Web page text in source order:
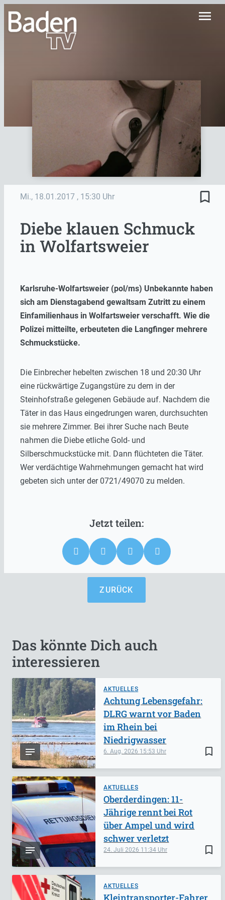
menu
Mi., 18.01.2017 , 15:30 Uhr bookmark_border
Diebe klauen Schmuck
in Wolfartsweier
Karlsruhe-Wolfartsweier (pol/ms) Unbekannte haben
sich am Dienstagabend gewaltsam Zutritt zu einem
Einfamilienhaus in Wolfartsweier verschafft. Wie die
Polizei mitteilte, erbeuteten die Langfinger mehrere
Schmuckstücke.
Die Einbrecher hebelten zwischen 18 und 20:30 Uhr
eine rückwärtige Zugangstüre zu dem in der
Steinhofstraße gelegenen Gebäude auf. Nachdem die
Täter in das Haus eingedrungen waren, durchsuchten
sie mehrere Zimmer. Bei ihrer Suche nach Beute
nahmen die Diebe etliche Gold- und
Silberschmuckstücke mit. Dann flüchteten die Täter.
Wer verdächtige Wahrnehmungen gemacht hat wird
gebeten sich unter der 0721/49070 zu melden.
ZURÜCK
Das könnte Dich auch
interessieren
AKTUELLES
bookmark_border
6. Aug. 2026 15:53
Achtung Lebensgefahr:
DLRG warnt vor Baden
im Rhein bei
Niedrigwasser
AKTUELLES
bookmark_border
24. Juli 2026 11:34
Oberderdingen: 11-
Jährige rennt bei Rot
über Ampel und wird
schwer verletzt
AKTUELLES
Kleintransporter-Fahrer